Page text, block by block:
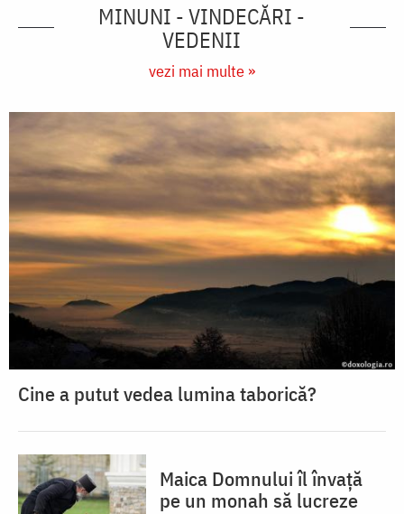
MINUNI - VINDECĂRI -
VEDENII
vezi mai multe »
Cine a putut vedea lumina taborică?
Maica Domnului îl învață
pe un monah să lucreze